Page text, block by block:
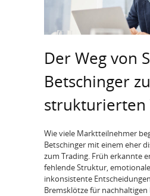
Der Weg von
Betschinger
strukturierten
Wie viele Marktteilnehmer
Betschinger mit einem eher
zum Trading. Früh erkannte
fehlende Struktur,
inkonsistente
Bremsklötze für nachhaltigen